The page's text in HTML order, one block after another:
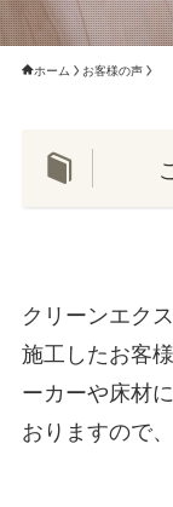
ホーム お客様の声
クリーンエク
施工したお客
ーカーや床材
おりますので